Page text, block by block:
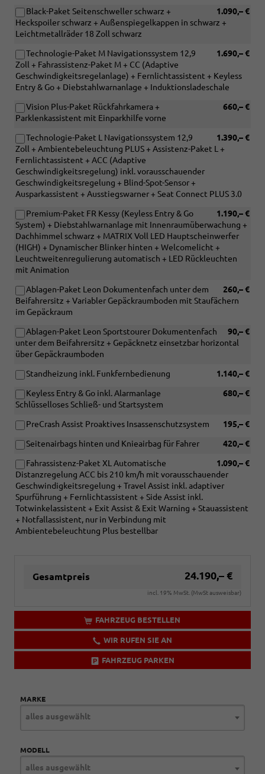
1.090,– €
Black-Paket Seitenschweller schwarz +
Heckspoiler schwarz + Außenspiegelkappen in schwarz +
Leichtmetallräder 18 Zoll schwarz
1.690,– €
Technologie-Paket M Navigationssystem 12,9
Zoll + Fahrassistenz-Paket M + CC (Adaptive
Geschwindigkeitsregelanlage) + Fernlichtassistent + Keyless
Entry & Go + Diebstahlwarnanlage + Induktionsladeschale
660,– €
Vision Plus-Paket Rückfahrkamera +
Parklenkassistent mit Einparkhilfe vorne
1.390,– €
Technologie-Paket L Navigationssystem 12,9
Zoll + Ambientebeleuchtung PLUS + Assistenz-Paket L +
Fernlichtassistent + ACC (Adaptive
Geschwindigkeitsregelung) inkl. vorausschauender
Geschwindigkeitsregelung + Blind-Spot-Sensor +
Ausparkassistent + Ausstiegswarner + Seat Connect PLUS 3.0
1.190,– €
Premium-Paket FR Kessy (Keyless Entry & Go
System) + Diebstahlwarnanlage mit Innenraumüberwachung +
Dachhimmel schwarz + MATRIX Voll LED Hauptscheinwerfer
(HIGH) + Dynamischer Blinker hinten + Welcomelicht +
Leuchtweitenregulierung automatisch + LED Rückleuchten
mit Animation
260,– €
Ablagen-Paket Leon Dokumentenfach unter dem
Beifahrersitz + Variabler Gepäckraumboden mit Staufächern
im Gepäckraum
90,– €
Ablagen-Paket Leon Sportstourer Dokumentenfach
unter dem Beifahrersitz + Gepäcknetz einsetzbar horizontal
über Gepäckraumboden
1.140,– €
Standheizung inkl. Funkfernbedienung
680,– €
Keyless Entry & Go inkl. Alarmanlage
Schlüsselloses Schließ- und Startsystem
195,– €
PreCrash Assist Proaktives Insassenschutzsystem
420,– €
Seitenairbags hinten und Knieairbag für Fahrer
1.090,– €
Fahrassistenz-Paket XL Automatische
Distanzregelung ACC bis 210 km/h mit vorausschauender
Geschwindigkeitsregelung + Travel Assist inkl. adaptiver
Spurführung + Fernlichtassistent + Side Assist inkl.
Totwinkelassistent + Exit Assist & Exit Warning + Stauassistent
+ Notfallassistent, nur in Verbindung mit
Ambientebeleuchtung Plus bestellbar
Gesamtpreis 24.190,– €
incl. 19% MwSt. (MwSt ausweisbar)
FAHRZEUG BESTELLEN
WIR RUFEN SIE AN
FAHRZEUG PARKEN
MARKE
alles ausgewählt
MODELL
alles ausgewählt